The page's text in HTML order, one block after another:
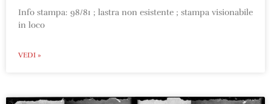
Info stampa: 98/81 ; lastra non esistente ; stampa visionabile
in loco
VEDI »